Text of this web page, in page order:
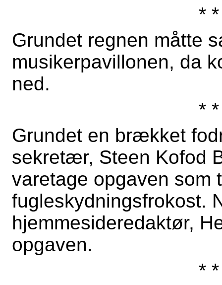
*
Grundet regnen måtte
musikerpavillonen, da
ned.
*
Grundet en brækket
sekretær, Steen Kofod
varetage opgaven som
fugleskydningsfrokost.
hjemmesideredaktør,
opgaven.
*